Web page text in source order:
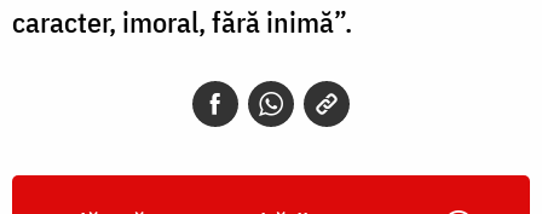
caracter, imoral, fără inimă”.